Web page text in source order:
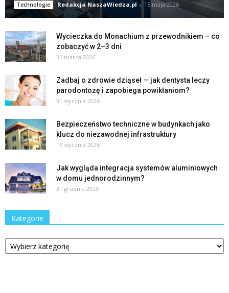
Technologie Redakcja NaszaWiedza.pl - 15 maja 2026
Wycieczka do Monachium z przewodnikiem – co
zobaczyć w 2–3 dni
31 marca 2026
Zadbaj o zdrowie dziąseł — jak dentysta leczy
parodontozę i zapobiega powikłaniom?
31 stycznia 2026
Bezpieczeństwo techniczne w budynkach jako
klucz do niezawodnej infrastruktury
15 stycznia 2026
Jak wygląda integracja systemów aluminiowych
w domu jednorodzinnym?
31 grudnia 2025
Kategorie
Kategorie